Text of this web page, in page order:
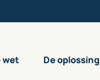
wet De oplossing